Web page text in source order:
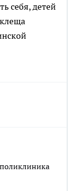
себя, детей